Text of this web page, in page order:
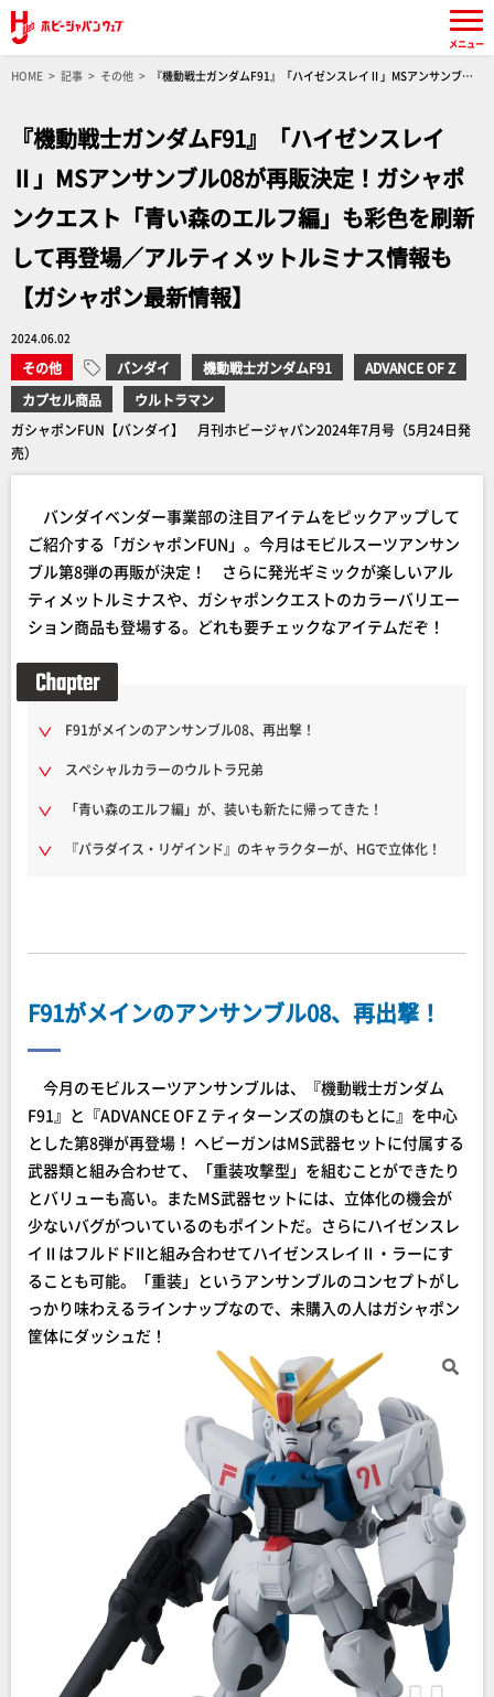
HOME 記事 その他
『機動戦士ガンダムF91』「ハイゼンスレイⅡ」MSアンサンブル
『機動戦士ガンダムF91』「ハイゼンスレイ
Ⅱ」MSアンサンブル08が再販決定！ガシャポ
ンクエスト「青い森のエルフ編」も彩色を刷新
して再登場／アルティメットルミナス情報も
【ガシャポン最新情報】
2024.06.02
その他 バンダイ 機動戦士ガンダムF91
ADVANCE OF Z
カプセル商品
ウルトラマン
ガシャポンFUN【バンダイ】 月刊ホビージャパン2024年7月号（5月24日発
売）
バンダイベンダー事業部の注目アイテムをピックアップして
ご紹介する「ガシャポンFUN」。今月はモビルスーツアンサン
ブル第8弾の再販が決定！ さらに発光ギミックが楽しいアル
ティメットルミナスや、ガシャポンクエストのカラーバリエー
ション商品も登場する。どれも要チェックなアイテムだぞ！
F91がメインのアンサンブル08、再出撃！
スペシャルカラーのウルトラ兄弟
「青い森のエルフ編」が、装いも新たに帰ってきた！
『パラダイス・リゲインド』のキャラクターが、HGで立体化！
F91がメインのアンサンブル08、再出撃！
今月のモビルスーツアンサンブルは、『機動戦士ガンダム
F91』と『ADVANCE OF Z ティターンズの旗のもとに』を中心
とした第8弾が再登場！ ヘビーガンはMS武器セットに付属する
武器類と組み合わせて、「重装攻撃型」を組むことができたり
とバリューも高い。またMS武器セットには、立体化の機会が
少ないバグがついているのもポイントだ。さらにハイゼンスレ
イⅡはフルドドIIと組み合わせてハイゼンスレイⅡ・ラーにす
ることも可能。「重装」というアンサンブルのコンセプトがし
っかり味わえるラインナップなので、未購入の人はガシャポン
筐体にダッシュだ！
メニュー